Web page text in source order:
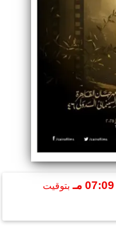
07:09 مـ بتوقيت